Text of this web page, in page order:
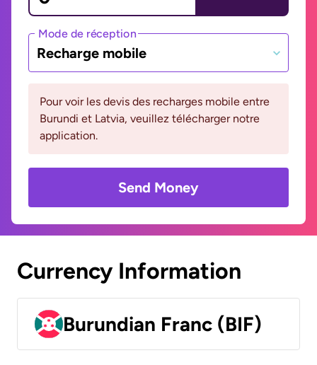
Mode de réception
Recharge mobile
Pour voir les devis des recharges mobile entre
Burundi et Latvia, veuillez télécharger notre
application.
Send Money
Currency Information
Burundian Franc (BIF)